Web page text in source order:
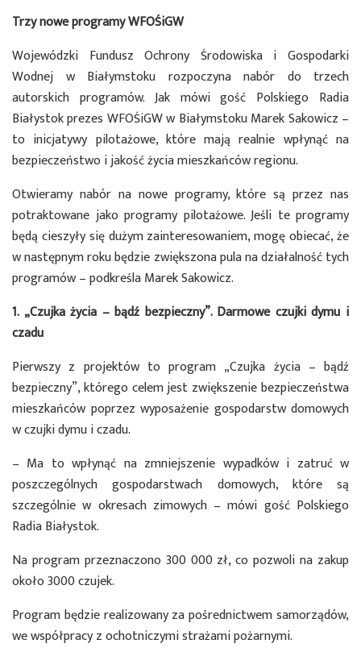
Trzy nowe programy WFOŚiGW
Wojewódzki Fundusz Ochrony Środowiska i Gospodarki
Wodnej w Białymstoku rozpoczyna nabór do trzech
autorskich programów. Jak mówi gość Polskiego Radia
Białystok prezes WFOŚiGW w Białymstoku Marek Sakowicz –
to inicjatywy pilotażowe, które mają realnie wpłynąć na
bezpieczeństwo i jakość życia mieszkańców regionu.
Otwieramy nabór na nowe programy, które są przez nas
potraktowane jako programy pilotażowe. Jeśli te programy
będą cieszyły się dużym zainteresowaniem, mogę obiecać, że
w następnym roku będzie zwiększona pula na działalność tych
programów – podkreśla Marek Sakowicz.
1. „Czujka życia – bądź bezpieczny”. Darmowe czujki dymu i
czadu
Pierwszy z projektów to program „Czujka życia – bądź
bezpieczny”, którego celem jest zwiększenie bezpieczeństwa
mieszkańców poprzez wyposażenie gospodarstw domowych
w czujki dymu i czadu.
– Ma to wpłynąć na zmniejszenie wypadków i zatruć w
poszczególnych gospodarstwach domowych, które są
szczególnie w okresach zimowych – mówi gość Polskiego
Radia Białystok.
Na program przeznaczono 300 000 zł, co pozwoli na zakup
około 3000 czujek.
Program będzie realizowany za pośrednictwem samorządów,
we współpracy z ochotniczymi strażami pożarnymi.